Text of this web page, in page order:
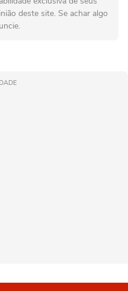
deste site. Se achar algo